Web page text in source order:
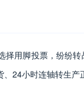
用脚投票，纷纷
24小时连轴转生产